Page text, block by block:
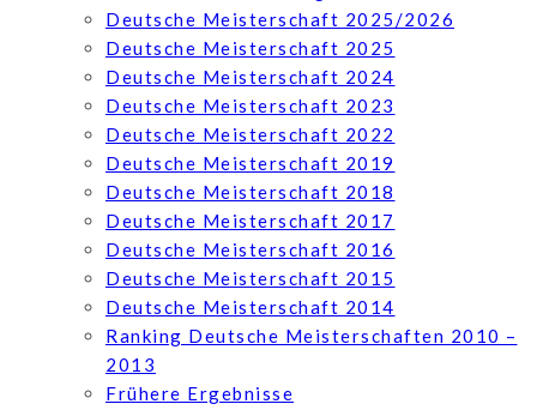
Deutsche Meisterschaft 2025/2026
Deutsche Meisterschaft 2025
Deutsche Meisterschaft 2024
Deutsche Meisterschaft 2023
Deutsche Meisterschaft 2022
Deutsche Meisterschaft 2019
Deutsche Meisterschaft 2018
Deutsche Meisterschaft 2017
Deutsche Meisterschaft 2016
Deutsche Meisterschaft 2015
Deutsche Meisterschaft 2014
Ranking Deutsche Meisterschaften 2010 –
2013
Frühere Ergebnisse